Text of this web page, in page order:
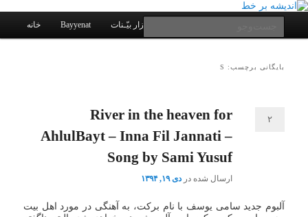
پرش
اصلی
پرش
ثانویه
اندیشه بر خط
یادداشتهای یک معلم در باب زندگی، اخلاق، اخبار، علم و سیاست
فهرست
خانه Bayyenat نرم افزار بیّـنات
بایگانی برچسب: S
River in the heaven for
AhlulBayt – Inna Fil Jannati –
Song by Sami Yusuf
ارسال شده دردی ۱۹, ۱۳۹۴
۲
آلبوم جدید سامی یوسف با نام برکت، به آهنگی در مورد اهل بیت